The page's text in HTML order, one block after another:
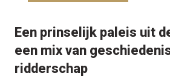
Een prinselijk paleis uit
een mix van
ridderschap